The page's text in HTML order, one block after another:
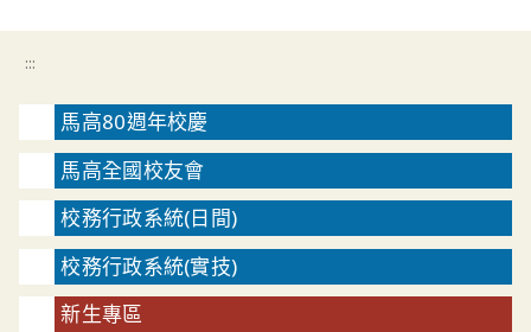
:::
馬高80週年校慶
馬高全國校友會
校務行政系統(日間)
校務行政系統(實技)
新生專區